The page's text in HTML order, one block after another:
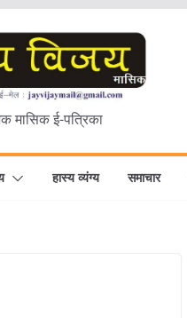
मासिक ई-पत्रिका
हास्य व्यंग्य समाचार